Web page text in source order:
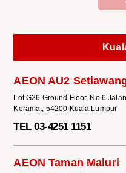
AEON AU2
Lot G26 Ground Floor, No.6
Keramat, 54200 Kuala Lumpur
TEL 03-4251 1151
AEON Taman Maluri